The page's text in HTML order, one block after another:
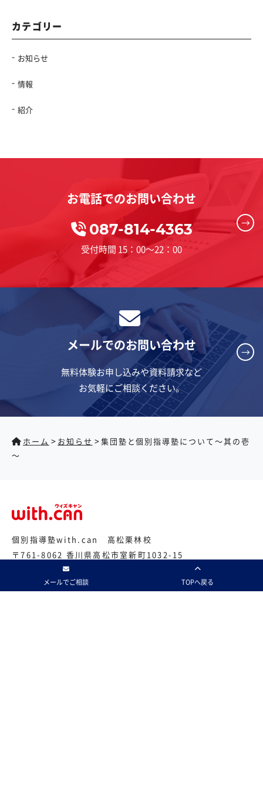
カテゴリー
お知らせ
情報
紹介
お電話でのお問い合わせ
087-814-4363
受付時間 15：00～22：00
→
メールでのお問い合わせ
無料体験お申し込みや資料請求など
お気軽にご相談ください。
→
メールでご相談 TOPへ戻る
ホーム > お知らせ >集団塾と個別指導塾について～其の壱
～
個別指導塾with.can 高松栗林校
〒761-8062 香川県高松市室新町1032-15
087-814-4363
FAX：087-814-4362